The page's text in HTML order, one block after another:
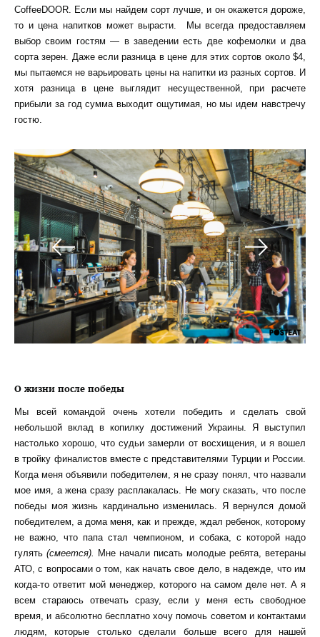
CoffeeDOOR. Если мы найдем сорт лучше, и он окажется дороже,
то и цена напитков может вырасти. Мы всегда предоставляем
выбор своим гостям — в заведении есть две кофемолки и два
сорта зерен. Даже если разница в цене для этих сортов около $4,
мы пытаемся не варьировать цены на напитки из разных сортов. И
хотя разница в цене выглядит несущественной, при расчете
прибыли за год сумма выходит ощутимая, но мы идем навстречу
гостю.
О жизни после победы
Мы всей командой очень хотели победить и сделать свой
небольшой вклад в копилку достижений Украины. Я выступил
настолько хорошо, что судьи замерли от восхищения, и я вошел
в тройку финалистов вместе с представителями Турции и России.
Когда меня объявили победителем, я не сразу понял, что назвали
мое имя, а жена сразу расплакалась. Не могу сказать, что после
победы моя жизнь кардинально изменилась. Я вернулся домой
победителем, а дома меня, как и прежде, ждал ребенок, которому
не важно, что папа стал чемпионом, и собака, с которой надо
гулять (смеется). Мне начали писать молодые ребята, ветераны
АТО, с вопросами о том, как начать свое дело, в надежде, что им
когда-то ответит мой менеджер, которого на самом деле нет. А я
всем стараюсь отвечать сразу, если у меня есть свободное
время, и абсолютно бесплатно хочу помочь советом и контактами
людям, которые столько сделали больше всего для нашей